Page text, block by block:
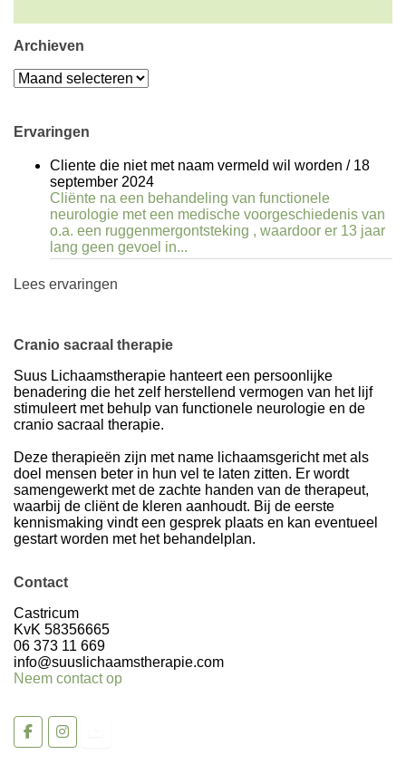
Archieven
Archieven
Ervaringen
Cliente die niet met naam vermeld wil worden / 18
september 2024
Cliënte na een behandeling van functionele
neurologie met een medische voorgeschiedenis van
o.a. een ruggenmergontsteking , waardoor er 13 jaar
lang geen gevoel in...
Lees ervaringen
Cranio sacraal therapie
Suus Lichaamstherapie hanteert een persoonlijke
benadering die het zelf herstellend vermogen van het lijf
stimuleert met behulp van functionele neurologie en de
cranio sacraal therapie.
Deze therapieën zijn met name lichaamsgericht met als
doel mensen beter in hun vel te laten zitten. Er wordt
samengewerkt met de zachte handen van de therapeut,
waarbij de cliënt de kleren aanhoudt. Bij de eerste
kennismaking vindt een gesprek plaats en kan eventueel
gestart worden met het behandelplan.
Contact
Castricum
KvK 58356665
06 373 11 669
info@suuslichaamstherapie.com
Neem contact op